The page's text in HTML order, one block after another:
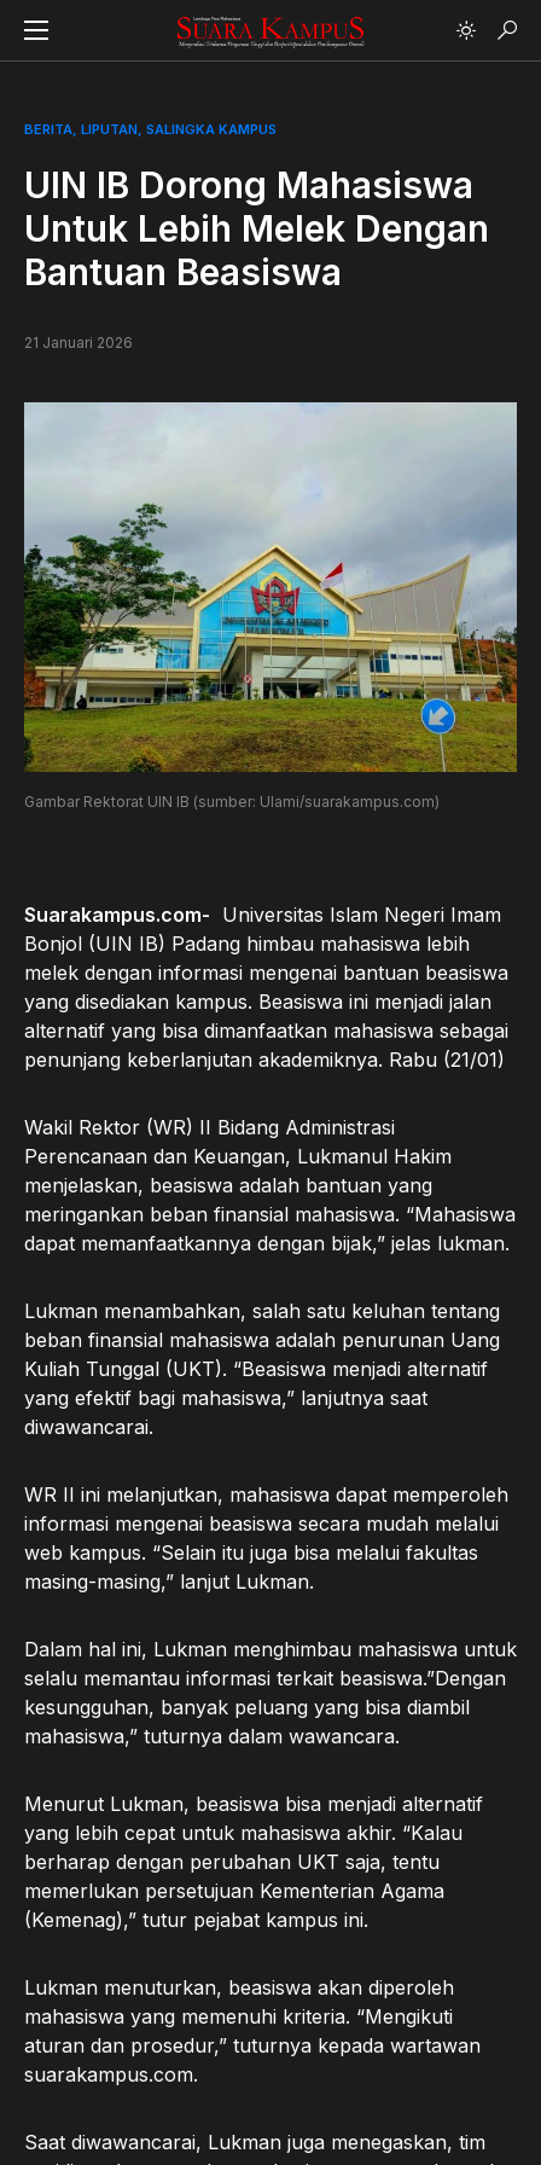
BERITA LIPUTAN SALINGKA KAMPUS
UIN IB Dorong Mahasiswa
Untuk Lebih Melek Dengan
Bantuan Beasiswa
21 Januari 2026
Gambar Rektorat UIN IB (sumber: Ulami/suarakampus.com)
Suarakampus.com- Universitas Islam Negeri Imam
Bonjol (UIN IB) Padang himbau mahasiswa lebih
melek dengan informasi mengenai bantuan beasiswa
yang disediakan kampus. Beasiswa ini menjadi jalan
alternatif yang bisa dimanfaatkan mahasiswa sebagai
penunjang keberlanjutan akademiknya. Rabu (21/01)
Wakil Rektor (WR) II Bidang Administrasi
Perencanaan dan Keuangan, Lukmanul Hakim
menjelaskan, beasiswa adalah bantuan yang
meringankan beban finansial mahasiswa. “Mahasiswa
dapat memanfaatkannya dengan bijak,” jelas lukman.
Lukman menambahkan, salah satu keluhan tentang
beban finansial mahasiswa adalah penurunan Uang
Kuliah Tunggal (UKT). “Beasiswa menjadi alternatif
yang efektif bagi mahasiswa,” lanjutnya saat
diwawancarai.
WR II ini melanjutkan, mahasiswa dapat memperoleh
informasi mengenai beasiswa secara mudah melalui
web kampus. “Selain itu juga bisa melalui fakultas
masing-masing,” lanjut Lukman.
Dalam hal ini, Lukman menghimbau mahasiswa untuk
selalu memantau informasi terkait beasiswa.”Dengan
kesungguhan, banyak peluang yang bisa diambil
mahasiswa,” tuturnya dalam wawancara.
Menurut Lukman, beasiswa bisa menjadi alternatif
yang lebih cepat untuk mahasiswa akhir. “Kalau
berharap dengan perubahan UKT saja, tentu
memerlukan persetujuan Kementerian Agama
(Kemenag),” tutur pejabat kampus ini.
Lukman menuturkan, beasiswa akan diperoleh
mahasiswa yang memenuhi kriteria. “Mengikuti
aturan dan prosedur,” tuturnya kepada wartawan
suarakampus.com.
Saat diwawancarai, Lukman juga menegaskan, tim